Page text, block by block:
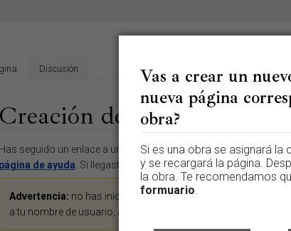
Creación de «Busto - Riaño,
Ir
a
navegación
Ir
a
búsqueda
Has seguido un enlace a una página que aún no existe. Para
página de ayuda. Si llegaste aquí por error, vuelve a la página
Advertencia: no has iniciado sesión. Tu dirección IP se hará
a tu nombre de usuario, además de otros beneficios.
Vas a crear un
nueva página
obra?
Si es una obra se asignará
y se recargará la página.
la obra. Te recomendamos
formuario.
Discusión